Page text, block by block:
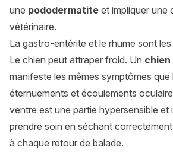
une pododermatite et impliquer une
vétérinaire.
La gastro-entérite et le rhume sont les
Le chien peut attraper froid. Un chien
manifeste les mêmes symptômes que
éternuements et écoulements
ventre est une partie hypersensible et
prendre soin en séchant correctement
à chaque retour de balade.